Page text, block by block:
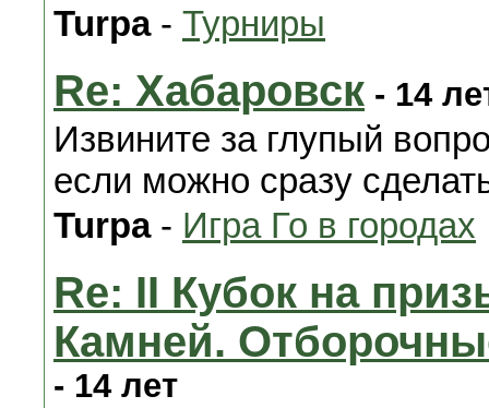
Turpa- Турниры
Re: Хабаровск - 14
Извините за глупый
если можно сразу
Turpa- Игра Го в городах
Re: II Кубок на
Камней.
- 14 лет